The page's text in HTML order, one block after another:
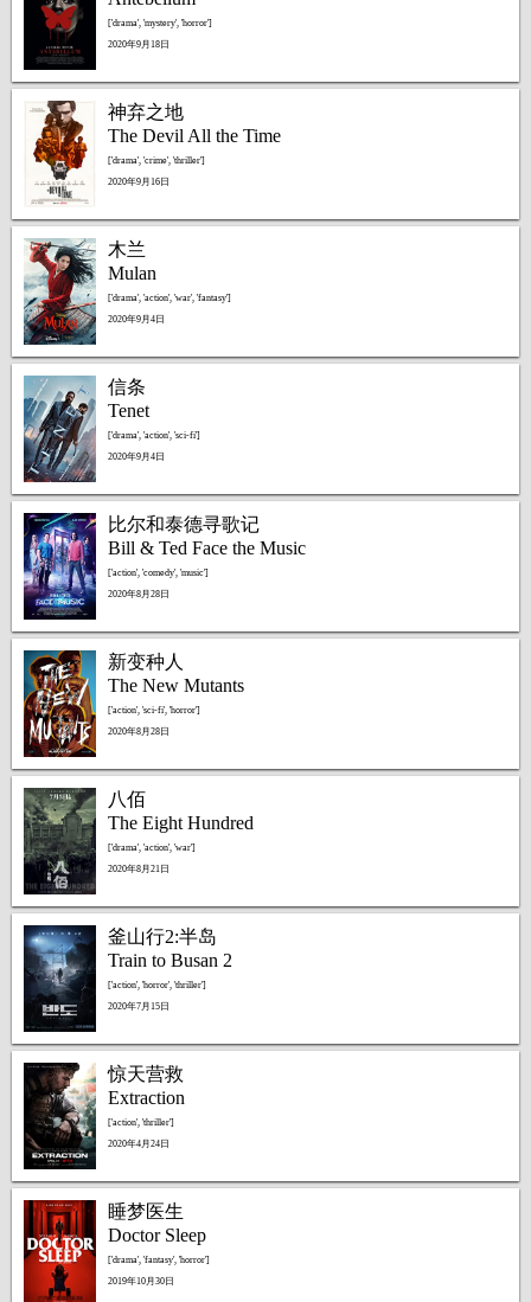
['drama', 'mystery', 'horror']
2020年9月18日
神弃之地
The Devil All the Time
['drama', 'crime', 'thriller']
2020年9月16日
木兰
Mulan
['drama', 'action', 'war', 'fantasy']
2020年9月4日
信条
Tenet
['drama', 'action', 'sci-fi']
2020年9月4日
比尔和泰德寻歌记
Bill & Ted Face the Music
['action', 'comedy', 'music']
2020年8月28日
新变种人
The New Mutants
['action', 'sci-fi', 'horror']
2020年8月28日
八佰
The Eight Hundred
['drama', 'action', 'war']
2020年8月21日
釜山行2:半岛
Train to Busan 2
['action', 'horror', 'thriller']
2020年7月15日
惊天营救
Extraction
['action', 'thriller']
2020年4月24日
睡梦医生
Doctor Sleep
['drama', 'fantasy', 'horror']
2019年10月30日